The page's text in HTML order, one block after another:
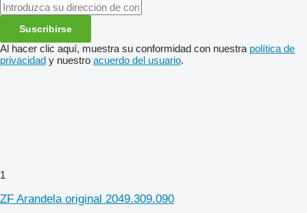
Suscribirse
Al hacer clic aquí, muestra su conformidad con nuestra política de
privacidad y nuestro acuerdo del usuario.
1
ZF Arandela original 2049.309.090